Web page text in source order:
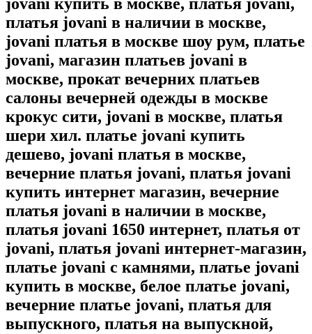
jovani купить в москве, платья jovani,
платья jovani в наличии в москве,
jovani платья в москве шоу рум, платье
jovani, магазин платьев jovani в
москве, прокат вечерних платьев
салоны вечерней одежды в москве
крокус сити, jovani в москве, платья
шери хил. платье jovani купить
дешево, jovani платья в москве,
вечерние платья jovani, платья jovani
купить интернет магазин, вечерние
платья jovani в наличии в москве,
платья jovani 1650 интернет, платья от
jovani, платья jovani интернет-магазин,
платье jovani с камнями, платье jovani
купить в москве, белое платье jovani,
вечерние платье jovani, платья для
выпускного, платья на выпускной,